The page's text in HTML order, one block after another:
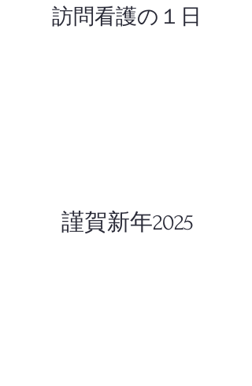
訪問看護の１日
​謹賀新年2025